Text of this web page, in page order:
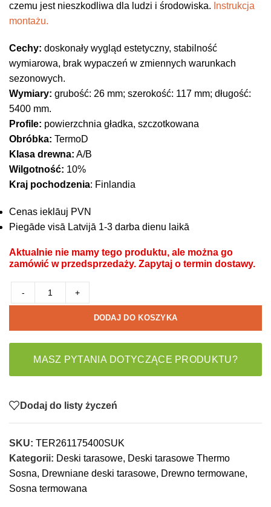
czemu jest nieszkodliwa dla ludzi i środowiska. Instrukcja
montażu.
Cechy: doskonały wygląd estetyczny, stabilność
wymiarowa, brak wypaczeń w zmiennych warunkach
sezonowych.
Wymiary: grubość: 26 mm; szerokość: 117 mm; długość:
5400 mm.
Profile: powierzchnia gładka, szczotkowana
Obróbka: TermoD
Klasa drewna: A/B
Wilgotność: 10%
Kraj pochodzenia: Finlandia
Cenas ieklāuj PVN
Piegāde visā Latvijā 1-3 darba dienu laikā
Aktualnie nie mamy tego produktu, ale można go
zamówić w przedsprzedaży. Zapytaj o termin dostawy.
- +
DODAJ DO KOSZYKA
MASZ PYTANIA DOTYCZĄCE PRODUKTU?
Dodaj do listy życzeń
SKU: TER261175400SUK
Kategorii: Deski tarasowe, Deski tarasowe Thermo
Sosna, Drewniane deski tarasowe, Drewno termowane,
Sosna termowana